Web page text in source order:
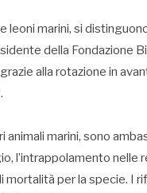
leoni marini, si
della Fondazione
alla rotazione in
animali marini, sono
l’intrappolamento
mortalità per la specie. I